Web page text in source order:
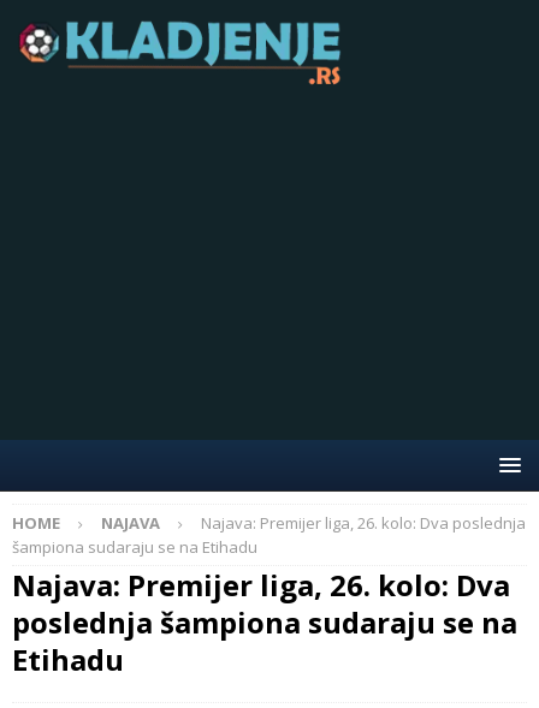
HOME NAJAVA
Najava: Premijer liga, 26. kolo: Dva poslednja
šampiona sudaraju se na Etihadu
Najava: Premijer liga, 26. kolo: Dva
poslednja šampiona sudaraju se na
Etihadu